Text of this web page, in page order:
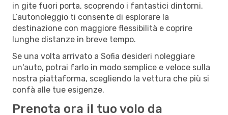
in gite fuori porta, scoprendo i fantastici dintorni.
L’autonoleggio ti consente di esplorare la
destinazione con maggiore flessibilità e coprire
lunghe distanze in breve tempo.
Se una volta arrivato a Sofia desideri noleggiare
un'auto, potrai farlo in modo semplice e veloce sulla
nostra piattaforma, scegliendo la vettura che più si
confà alle tue esigenze.
Prenota ora il tuo volo da